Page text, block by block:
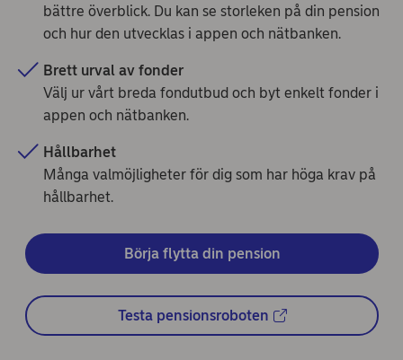
bättre överblick. Du kan se storleken på din pension
och hur den utvecklas i appen och nätbanken.
Brett urval av fonder
Välj ur vårt breda fondutbud och byt enkelt fonder i
appen och nätbanken.
Hållbarhet
Många valmöjligheter för dig som har höga krav på
hållbarhet.
Börja flytta din pension
Testa pensionsroboten